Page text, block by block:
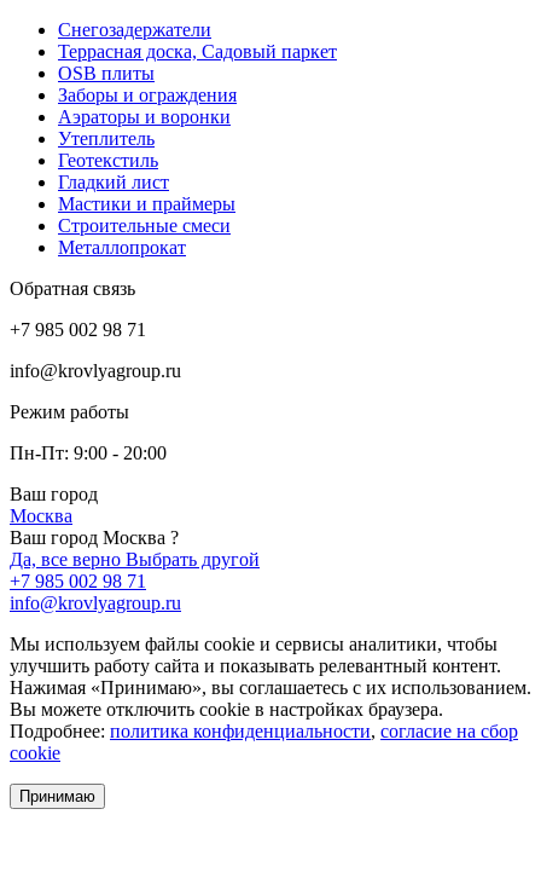
Снегозадержатели
Террасная доска, Садовый паркет
OSB плиты
Заборы и ограждения
Аэраторы и воронки
Утеплитель
Геотекстиль
Гладкий лист
Мастики и праймеры
Строительные смеси
Металлопрокат
Обратная связь
+7 985 002 98 71
info@krovlyagroup.ru
Режим работы
Пн-Пт: 9:00 - 20:00
Ваш город
Москва
Ваш город Москва ?
Да, все верно Выбрать другой
+7 985 002 98 71
info@krovlyagroup.ru
Мы используем файлы cookie и сервисы аналитики, чтобы
улучшить работу сайта и показывать релевантный контент.
Нажимая «Принимаю», вы соглашаетесь с их использованием.
Вы можете отключить cookie в настройках браузера.
Подробнее: политика конфиденциальности, согласие на сбор
cookie
Принимаю